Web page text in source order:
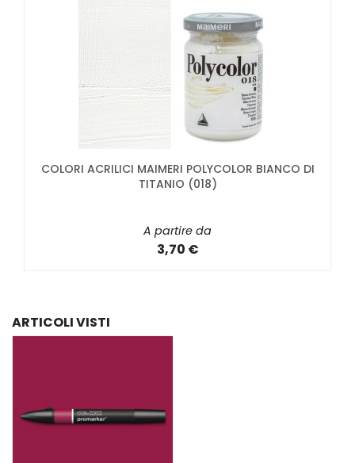
COLORI ACRILICI MAIMERI POLYCOLOR BIANCO DI
TITANIO (018)
A partire da
3,70 €
ARTICOLI VISTI